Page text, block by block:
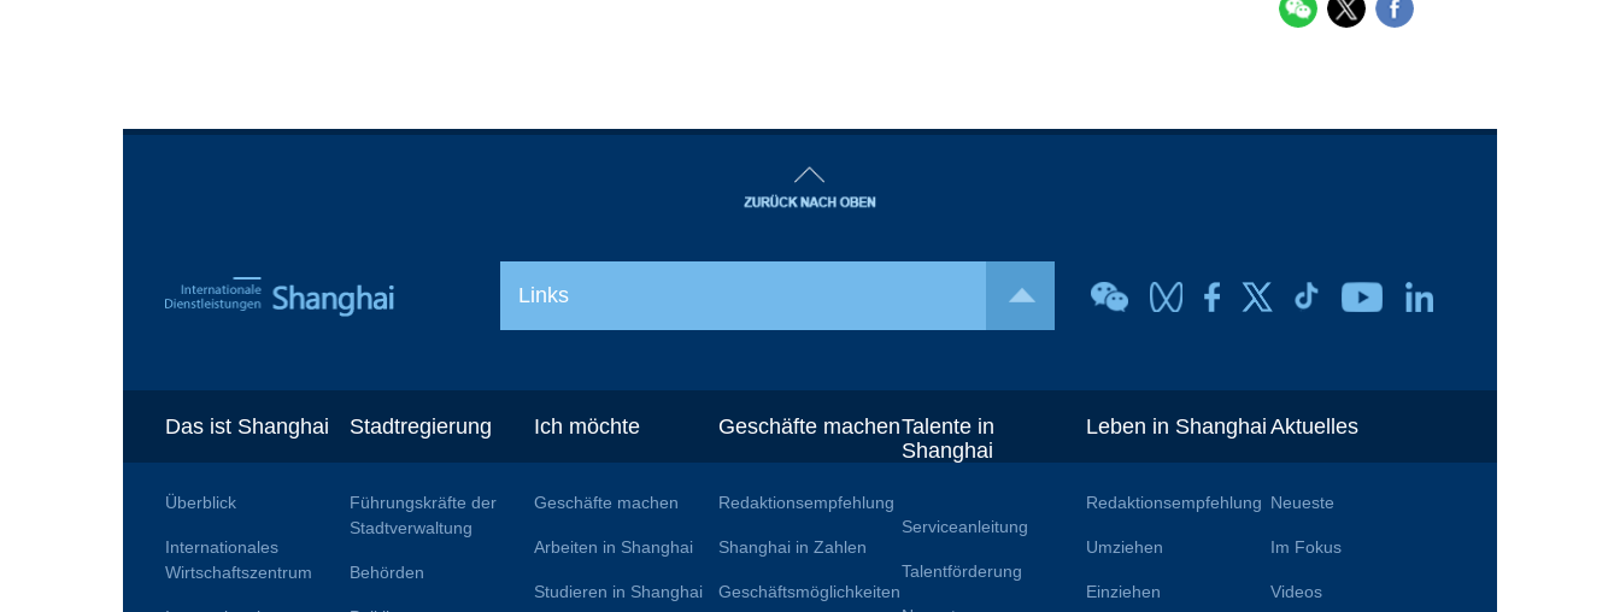
Links
Das ist Shanghai
Überblick
Internationales
Wirtschaftszentrum
Stadtregierung
Führungskräfte der
Stadtverwaltung
Behörden
Ich möchte
Geschäfte machen
Arbeiten in Shanghai
Studieren in Shanghai
Geschäfte machen
Redaktionsempfehlung
Shanghai in Zahlen
Geschäftsmöglichkeiten
Talente in
Shanghai
Serviceanleitung
Talentförderung
Leben in Shanghai
Redaktionsempfehlung
Umziehen
Einziehen
Aktuelles
Neueste
Im Fokus
Videos